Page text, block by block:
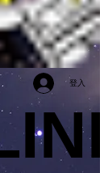
登入